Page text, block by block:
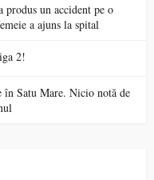
un accident pe o
a ajuns la spital
2!
Satu Mare. Nicio notă de